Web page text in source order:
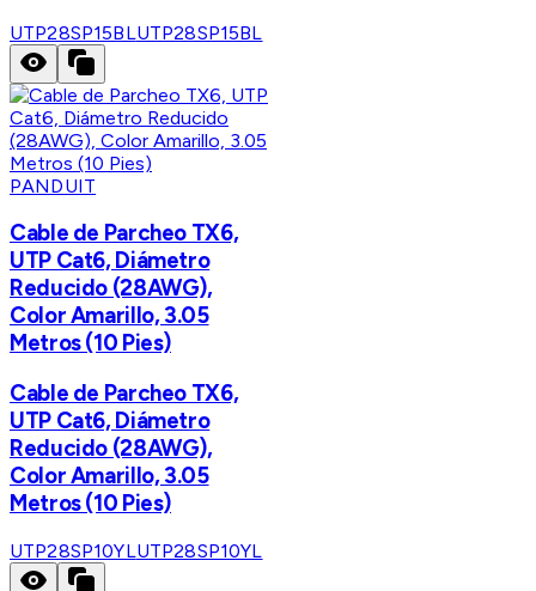
UTP28SP15BLUTP28SP15BL
PANDUIT
Cable de Parcheo TX6,
UTP Cat6, Diámetro
Reducido (28AWG),
Color Amarillo, 3.05
Metros (10 Pies)
Cable de Parcheo TX6,
UTP Cat6, Diámetro
Reducido (28AWG),
Color Amarillo, 3.05
Metros (10 Pies)
UTP28SP10YLUTP28SP10YL